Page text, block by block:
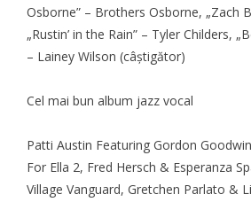
Osborne” – Brothers Osborne, „Zach
„Rustin’ in the Rain” – Tyler Childers,
– Lainey Wilson (câştigător)
Cel mai bun album jazz vocal
Patti Austin Featuring Gordon
For Ella 2, Fred Hersch & Esperanza
Village Vanguard, Gretchen Parlato &